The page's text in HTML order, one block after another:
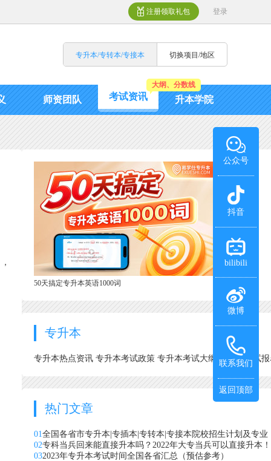
注册领取礼包 登录
专升本/专转本/专接本 切换项目/地区
师资团队 考试资讯
大纲、分数线
升本学院
50天搞定专升本英语1000词
专升本
专升本热点资讯 专升本考试政策 专升本考试大纲 专升本考试
热门文章
01全国各省市专升本|专插本|专转本|专接本院校招生计划及专业
02专科当兵回来能直接升本吗？2022年大专当兵可以直接升本！
032023年专升本考试时间全国各省汇总（预估参考）
公众号
抖音
bilibili
微博
联系我们
返回顶部